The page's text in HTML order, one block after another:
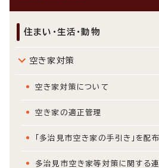
住まい・生活・動物
空き家対策
空き家対策について
空き家の適正管理
「多治見市空き家の手引き」を配
多治見市空き家等対策に関する